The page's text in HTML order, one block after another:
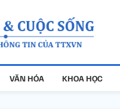
VĂN HÓA KHOA HỌC